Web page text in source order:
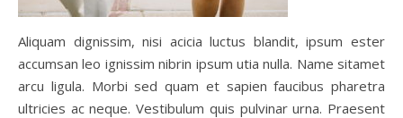
Aliquam dignissim, nisi acicia luctus blandit, ipsum ester
accumsan leo ignissim nibrin ipsum utia nulla. Name sitamet
arcu ligula. Morbi sed quam et sapien faucibus pharetra
ultricies ac neque. Vestibulum quis pulvinar urna. Praesent